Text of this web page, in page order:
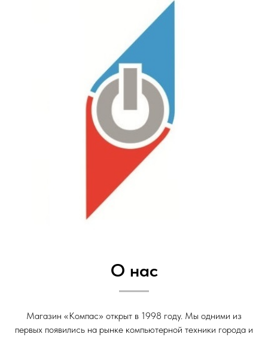
О нас
Магазин «Компас» открыт в 1998 году. Мы одними из
первых появились на рынке компьютерной техники города и